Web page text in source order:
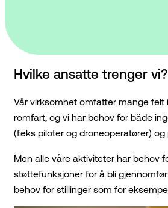
Hvilke ansatte trenger vi?
Vår virksomhet omfatter mange
romfart, og vi har behov for både
(f.eks piloter og droneoperatører) og
Men alle våre aktiviteter har behov
støttefunksjoner for å bli
behov for stillinger som for